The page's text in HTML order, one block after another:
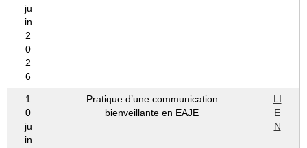
ju
in
2
0
2
6
1
0
ju
in
Pratique d’une communication
bienveillante en EAJE
LI
E
N